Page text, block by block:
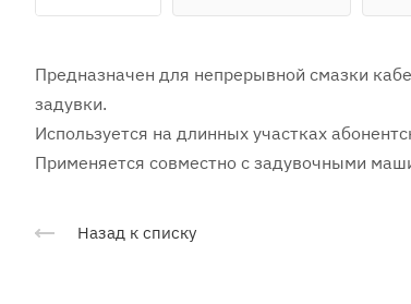
Предназначен для непрерывной смазки
задувки.
Используется на длинных участках
Применяется совместно с задувочными
Назад к списку